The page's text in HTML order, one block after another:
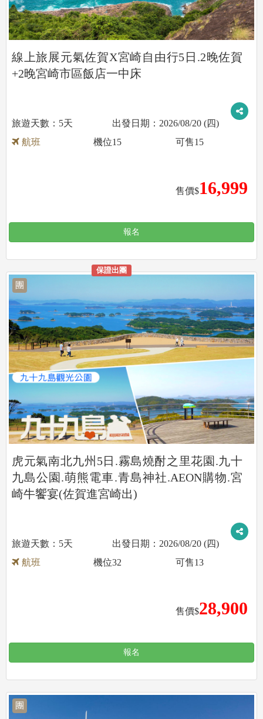
線上旅展元氣佐賀X宮崎自由行5日.2晚佐賀
+2晚宮崎市區飯店一中床
5天
2026/08/20 (四)
航班
售價$16,999
機位15 可售15
報名
團
虎元氣南北九州5日.霧島燒酎之里花園.九十
九島公園.萌熊電車.青島神社.AEON購物.宮
崎牛饗宴(佐賀進宮崎出)
保證出團
5天
2026/08/20 (四)
航班
售價$28,900
機位32 可售13
報名
團